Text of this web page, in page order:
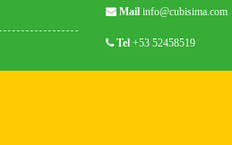
Mail info@cubisima.com
Tel +53 52458519